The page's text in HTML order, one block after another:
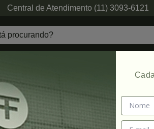
Central de Atendimento (11) 3093-6121